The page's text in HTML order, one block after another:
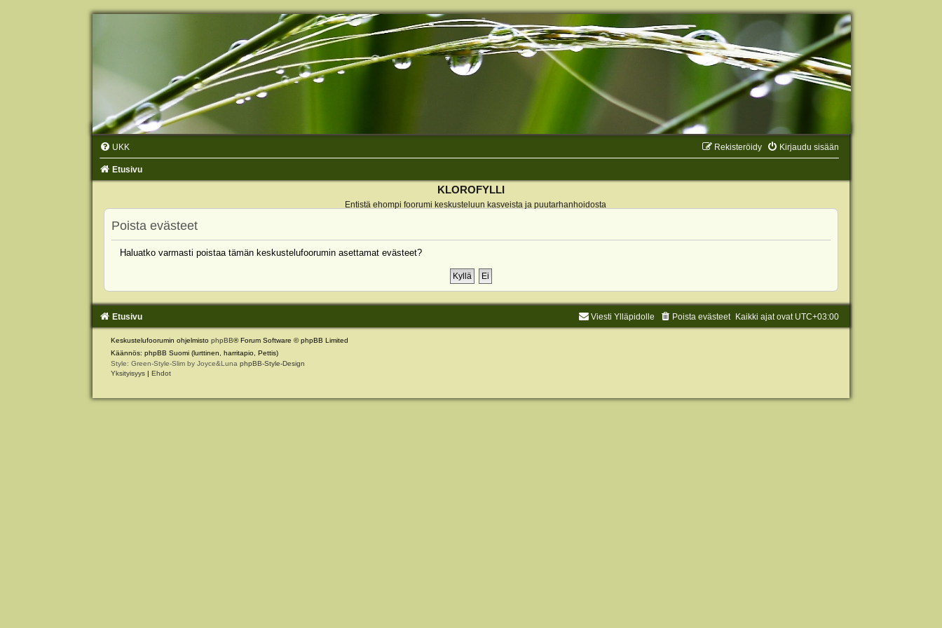
UKK Kirjaudu sisään
Rekisteröidy
Etusivu
KLOROFYLLI
Entistä ehompi foorumi keskusteluun kasveista ja puutarhanhoidosta
Poista evästeet
Haluatko varmasti poistaa tämän keskustelufoorumin asettamat evästeet?
Etusivu Kaikki ajat ovat UTC+03:00
Poista evästeet
Viesti Ylläpidolle
Keskustelufoorumin ohjelmisto phpBB® Forum Software © phpBB Limited
Käännös: phpBB Suomi (lurttinen, harritapio, Pettis)
Style: Green-Style-Slim by Joyce&Luna phpBB-Style-Design
Yksityisyys | Ehdot